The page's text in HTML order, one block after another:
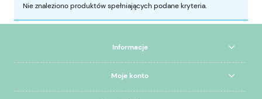
Nie znaleziono produktów spełniających podane kryteria.
Informacje
Moje konto